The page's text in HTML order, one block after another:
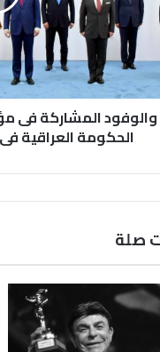
والوفود المشاركة فى
الحكومة العراقية
صلة